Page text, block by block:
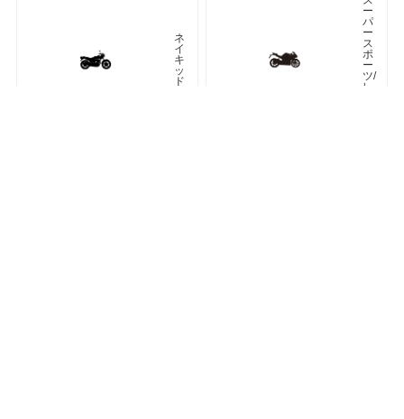
ネ
イ
キ
ッ
ド
ー
パ
ー
ス
ポ
ー
ツ/
レ